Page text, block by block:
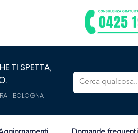
TI SPETTA,
| BOLOGNA